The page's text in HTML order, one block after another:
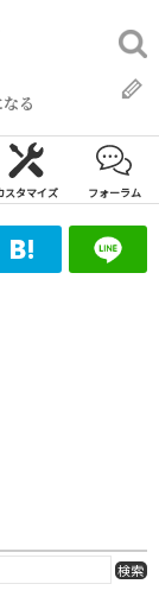
る
検
索:
スタマイズ フォーラム